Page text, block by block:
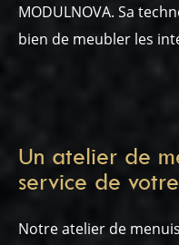
MODULNOVA. Sa
bien de meubler les
Un atelier de
service de
Notre atelier de